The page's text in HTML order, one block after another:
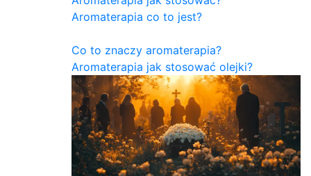
Aromaterapia co to jest?
Co to znaczy aromaterapia?
Aromaterapia jak stosować olejki?